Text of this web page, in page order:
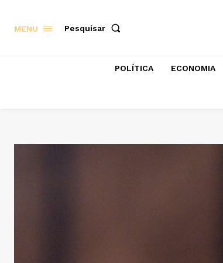
MENU Pesquisar
POLÍTICA ECONOMIA